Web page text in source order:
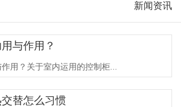
新闻资讯
与作用？
用？关于室内运用的控制柜...
替怎么习惯